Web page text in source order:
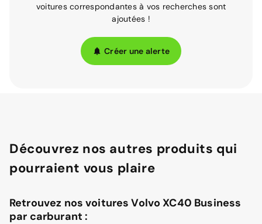
voitures correspondantes à vos recherches sont
ajoutées !
Créer une alerte
Découvrez nos autres produits qui
pourraient vous plaire
Retrouvez nos voitures Volvo XC40 Business
par carburant :